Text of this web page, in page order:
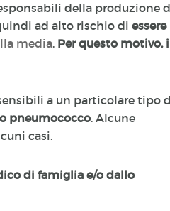
della produzione
ad alto rischio di essere
media. Per questo motivo,
a un particolare tipo
pneumococco. Alcune
casi.
di famiglia e/o dallo